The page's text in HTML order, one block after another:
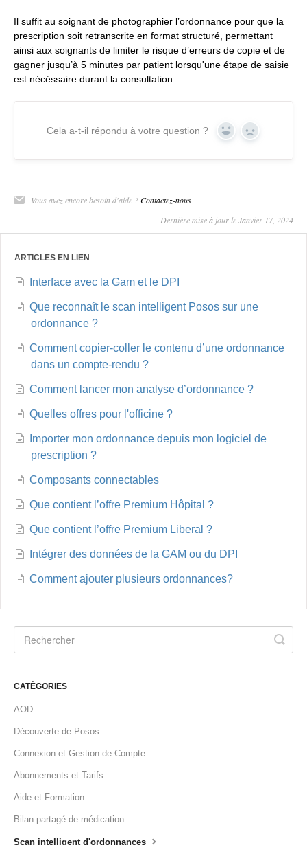
Il suffit au soignant de photographier l’ordonnance pour que la
prescription soit retranscrite en format structuré, permettant
ainsi aux soignants de limiter le risque d’erreurs de copie et de
gagner jusqu’à 5 minutes par patient lorsqu'une étape de saisie
est nécéssaire durant la consultation.
Cela a-t-il répondu à votre question ? Yes No
Vous avez encore besoin d'aide ?Contactez-nous
Dernière mise à jour le Janvier 17, 2024
ARTICLES EN LIEN
Interface avec la Gam et le DPI
Que reconnaît le scan intelligent Posos sur une
ordonnance ?
Comment copier-coller le contenu d’une ordonnance
dans un compte-rendu ?
Comment lancer mon analyse d’ordonnance ?
Quelles offres pour l'officine ?
Importer mon ordonnance depuis mon logiciel de
prescription ?
Composants connectables
Que contient l’offre Premium Hôpital ?
Que contient l’offre Premium Liberal ?
Intégrer des données de la GAM ou du DPI
Comment ajouter plusieurs ordonnances?
CATÉGORIES
AOD
Découverte de Posos
Connexion et Gestion de Compte
Abonnements et Tarifs
Aide et Formation
Bilan partagé de médication
Scan intelligent d'ordonnances